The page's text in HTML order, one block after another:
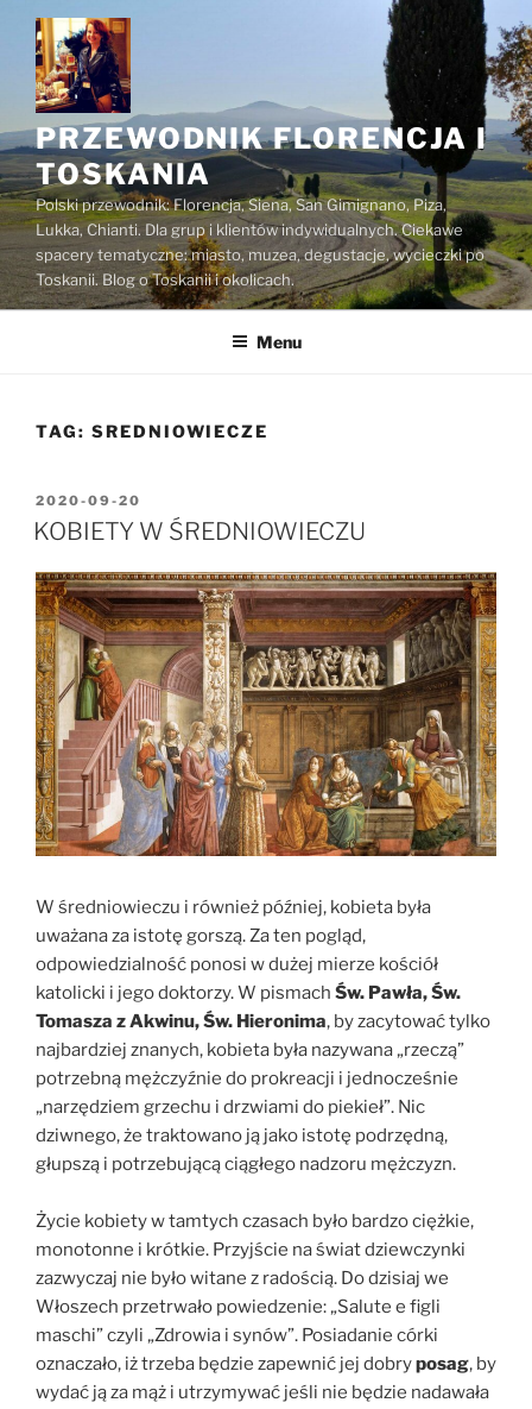
Przejdź
treści
PRZEWODNIK FLORENCJA I
TOSKANIA
Polski przewodnik: Florencja, Siena, San Gimignano, Piza,
Lukka, Chianti. Dla grup i klientów indywidualnych. Ciekawe
spacery tematyczne: miasto, muzea, degustacje, wycieczki po
Toskanii. Blog o Toskanii i okolicach.
Menu
TAG: SREDNIOWIECZE
OPUBLIKOWANE
W
2020-09-20
KOBIETY W ŚREDNIOWIECZU
W średniowieczu i również później, kobieta była
uważana za istotę gorszą. Za ten pogląd,
odpowiedzialność ponosi w dużej mierze kościół
katolicki i jego doktorzy. W pismach Św. Pawła, Św.
Tomasza z Akwinu, Św. Hieronima, by zacytować tylko
najbardziej znanych, kobieta była nazywana „rzeczą”
potrzebną mężczyźnie do prokreacji i jednocześnie
„narzędziem grzechu i drzwiami do piekieł”. Nic
dziwnego, że traktowano ją jako istotę podrzędną,
głupszą i potrzebującą ciągłego nadzoru mężczyzn.
Życie kobiety w tamtych czasach było bardzo ciężkie,
monotonne i krótkie. Przyjście na świat dziewczynki
zazwyczaj nie było witane z radością. Do dzisiaj we
Włoszech przetrwało powiedzenie: „Salute e figli
maschi” czyli „Zdrowia i synów”. Posiadanie córki
oznaczało, iż trzeba będzie zapewnić jej dobryposag, by
wydać ją za mąż i utrzymywać jeśli nie będzie nadawała